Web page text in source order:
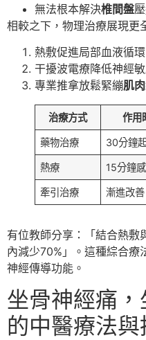
無法根本解決椎間盤
相較之下，物理治療展現更
熱敷促進局部血液循環
干擾波電療降低神經
專業推拿放鬆緊繃肌肉
治療方式 作用
藥物治療 30分鐘
熱療 15分鐘
牽引治療 漸進改善
有位教師分享：「結合熱敷
內減少70%」。這種綜合療
神經傳導功能。
坐骨神經痛
的中醫療法